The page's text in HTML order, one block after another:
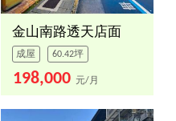
金山南路透天店面
成屋 60.42坪
198,000 元/月